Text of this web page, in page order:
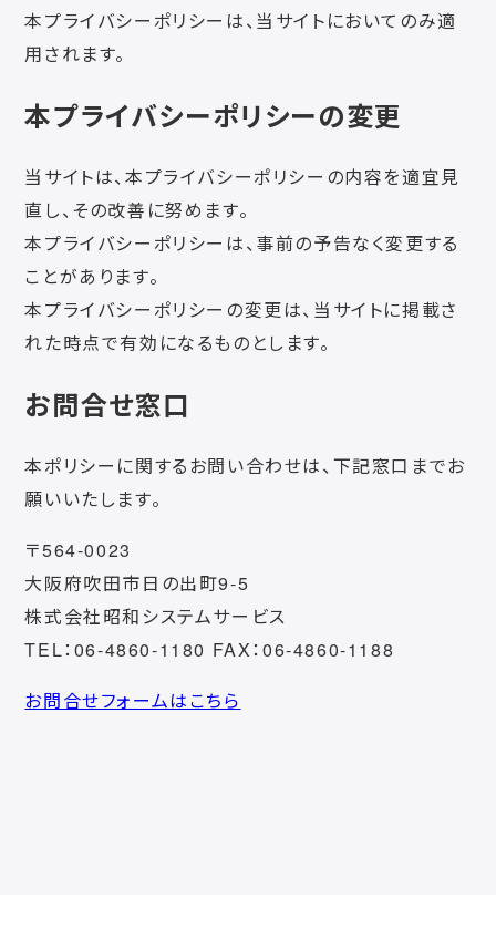
本プライバシーポリシーは、当サイトにおいてのみ適
用されます。
本プライバシーポリシーの変更
当サイトは、本プライバシーポリシーの内容を適宜見
直し、その改善に努めます。
本プライバシーポリシーは、事前の予告なく変更する
ことがあります。
本プライバシーポリシーの変更は、当サイトに掲載さ
れた時点で有効になるものとします。
お問合せ窓口
本ポリシーに関するお問い合わせは、下記窓口までお
願いいたします。
〒564-0023
大阪府吹田市日の出町9-5
株式会社昭和システムサービス
TEL：06-4860-1180 FAX：06-4860-1188
お問合せフォームはこちら